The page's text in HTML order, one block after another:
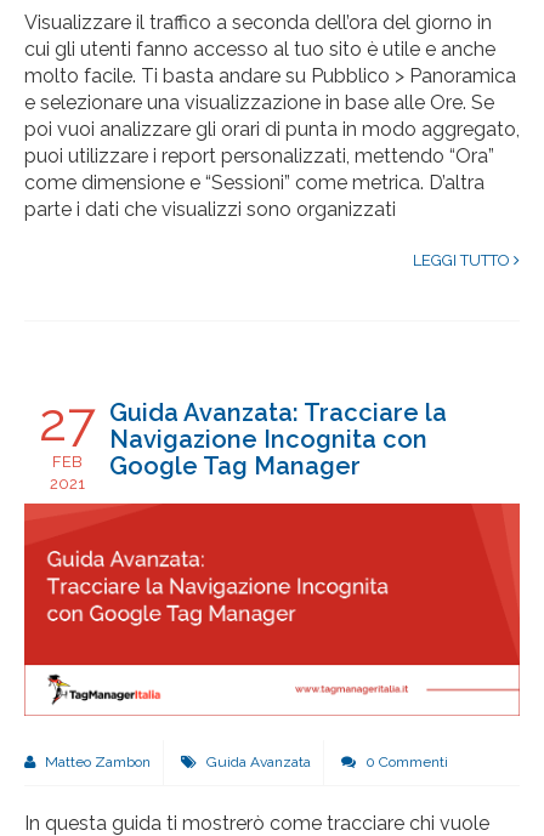
Visualizzare il traffico a seconda dell’ora del giorno in
cui gli utenti fanno accesso al tuo sito è utile e anche
molto facile. Ti basta andare su Pubblico > Panoramica
e selezionare una visualizzazione in base alle Ore. Se
poi vuoi analizzare gli orari di punta in modo aggregato,
puoi utilizzare i report personalizzati, mettendo “Ora”
come dimensione e “Sessioni” come metrica. D’altra
parte i dati che visualizzi sono organizzati
LEGGI TUTTO
27
FEB
2021
Guida Avanzata: Tracciare la
Navigazione Incognita con
Google Tag Manager
Matteo Zambon Guida Avanzata 0 Commenti
In questa guida ti mostrerò come tracciare chi vuole